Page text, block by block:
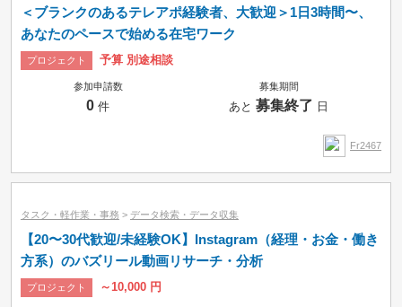
＜ブランクのあるテレアポ経験者、大歓迎＞1日3時間〜、
あなたのペースで始める在宅ワーク
プロジェクト 予算 別途相談
参加申請数
0 件
募集期間
あと募集終了 日
Fr2467
タスク・軽作業・事務 > データ検索・データ収集
【20〜30代歓迎/未経験OK】Instagram（経理・お金・働き
方系）のバズリール動画リサーチ・分析
プロジェクト ～10,000 円